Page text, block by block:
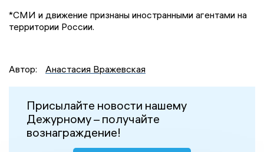
*СМИ и движение признаны иностранными агентами на
территории России.
Автор: Анастасия Вражевская
Присылайте новости нашему
Дежурному – получайте
вознаграждение!